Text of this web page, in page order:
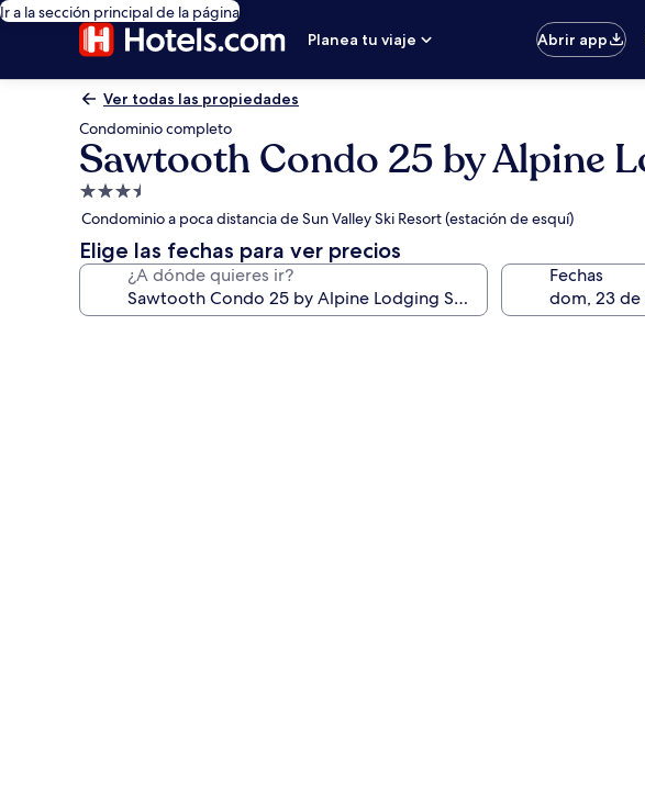
Ir a la sección principal de la página
Planea tu viaje
Abrir app
Ver todas las propiedades
Condominio completo
Sawtooth Condo 25 by Alpine
Propiedad
de
3.5
estrellas
Condominio a poca distancia de Sun Valley Ski Resort (estación de esquí)
Elige las fechas para ver precios
¿A dónde quieres ir? Fechas